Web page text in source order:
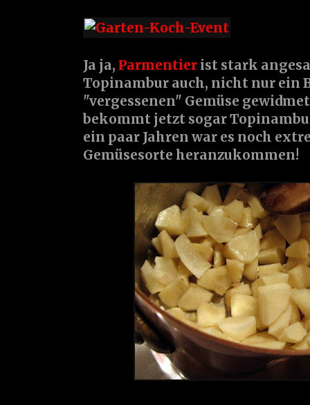
Ja ja, Parmentier ist stark
Topinambur auch, nicht nur ein
"vergessenen" Gemüse
bekommt jetzt sogar
ein paar Jahren war es noch
Gemüsesorte heranzukommen!